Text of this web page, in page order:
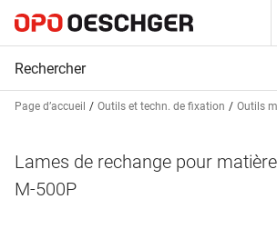
Page d’accueil Outils et techn. de fixation Outils
Lames de rechange pour
M-500P